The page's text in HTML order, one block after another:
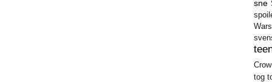
sne
Wars
Crow
tog